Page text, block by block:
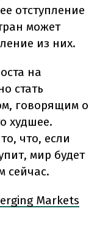
отступление
может
из них.
на
стать
говорящим о
худшее.
что, если
мир будет
сейчас.
Markets